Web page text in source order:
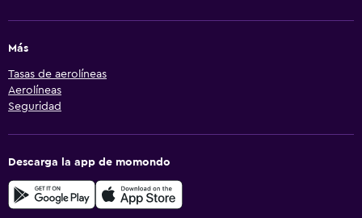
Más
Tasas de aerolíneas
Aerolíneas
Seguridad
Descarga la app de momondo